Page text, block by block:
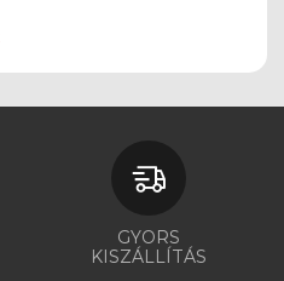
GYORS
KISZÁLLÍTÁS